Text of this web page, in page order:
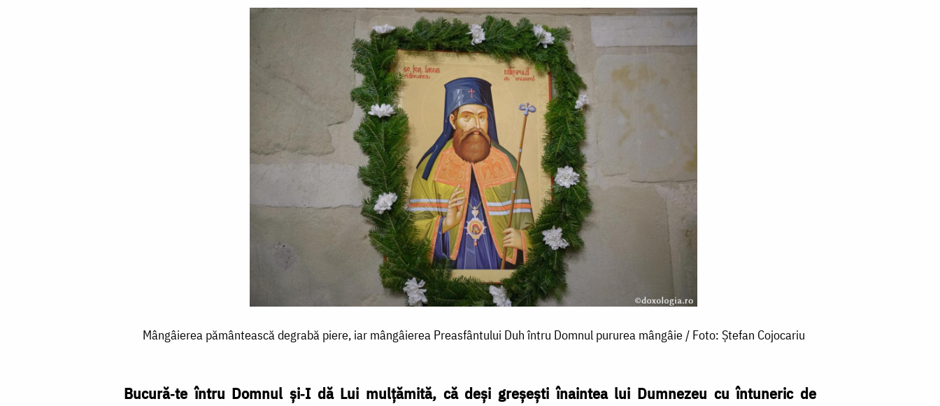
Mângâierea pământească degrabă piere, iar mângâierea Preasfântului Duh întru Domnul pururea mângâie / Foto: Ștefan Cojocariu
Bucură‑te întru Domnul și‑I dă Lui mulțămită, că deși greșești înaintea lui Dumnezeu cu întuneric de